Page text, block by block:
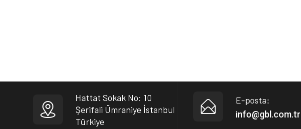
Hattat Sokak No: 10
Şerifali Ümraniye İstanbul
Türkiye
E-posta:
info@gbl.com.tr